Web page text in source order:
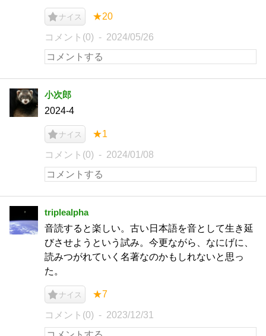
ナイス ★20
コメント(0) 2024/05/26
小次郎
2024-4
ナイス ★1
コメント(0) 2024/01/08
triplealpha
音読すると楽しい。古い日本語を音として生き延
びさせようという試み。今更ながら、なにげに、
読みつがれていく名著なのかもしれないと思っ
た。
ナイス ★7
コメント(0) 2023/12/31